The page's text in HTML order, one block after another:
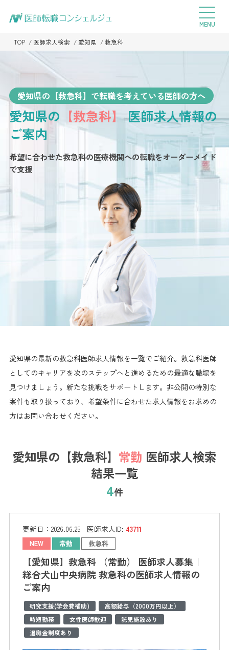
TOP 医師求人検索 愛知県 救急科
愛知県の【救急科】で転職を考えている医師の方へ
愛知県の 【救急科】医師求人情報の
ご案内
希望に合わせた救急科の医療機関への転職をオーダーメイド
で支援
愛知県の最新の救急科医師求人情報を一覧でご紹介。救急科医師
としてのキャリアを次のステップへと進めるための最適な職場を
見つけましょう。新たな挑戦をサポートします。非公開の特別な
案件も取り扱っており、希望条件に合わせた求人情報をお求めの
方はお問い合わせください。
愛知県の【救急科】 常勤 医師求人検索
結果一覧
4件
更新日： 2026.06.25 医師求人ID: 43711
NEW 常勤 救急科
【愛知県】救急科 （常勤） 医師求人募集｜
総合犬山中央病院 救急科の医師求人情報の
ご案内
研究支援(学会費補助)
高額給与（2000万円以上）
時短勤務
女性医師歓迎
託児施設あり
退職金制度あり